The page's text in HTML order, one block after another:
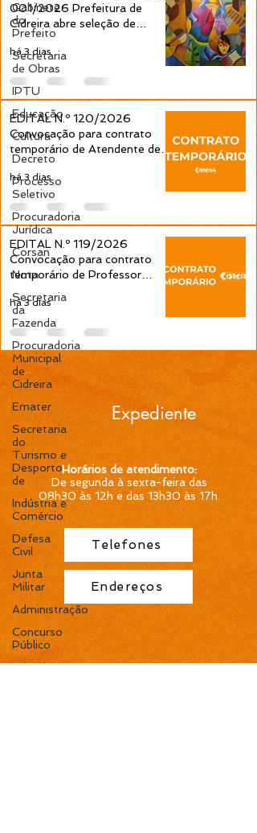
Gabinete
do
Prefeito
Secretaria
de Obras
IPTU
Educação
Cultura
Decreto
Processo
Seletivo
Procuradoria
Jurídica
Corsan
Nota
Secretaria
da
Fazenda
Procuradoria
Municipal
de
Cidreira
Emater
Secretaria
do
Turismo e
Desporto
de
Indústria e
Comércio
Defesa
Civil
Junta
Militar
Administração
Concurso
Público
Brigada
001/2026 Prefeitura de
Cidreira abre seleção de
projetos culturais pela Política
Nacional Aldir Blanc
há 3 dias
EDITAL N.º 120/2026
Convocação para contrato
temporário de Atendente de
Educação Infantil é publicada
pela Prefeitura de Cidreira
há 3 dias
EDITAL N.º 119/2026
Convocação para contrato
temporário de Professor
Ensino Fundamental 1ª a 4ª
Séries é publicada pela
Prefeitura de Cidreira
há 3 dias
Expediente
Horários de atendimento:
De segunda à sexta-feira das
08h30 às 12h e das 13h30 às 17h
Telefones
Endereços